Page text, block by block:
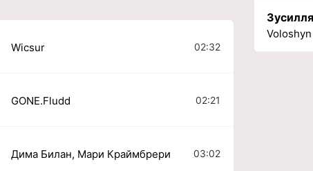
Wicsur 02:32
GONE.Fludd 02:21
Дима Билан, Мари Краймбрери 03:02
Зусилля
Voloshyn